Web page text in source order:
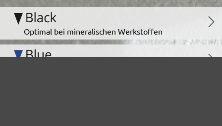
Optimal bei mineralischen Werkstoffen